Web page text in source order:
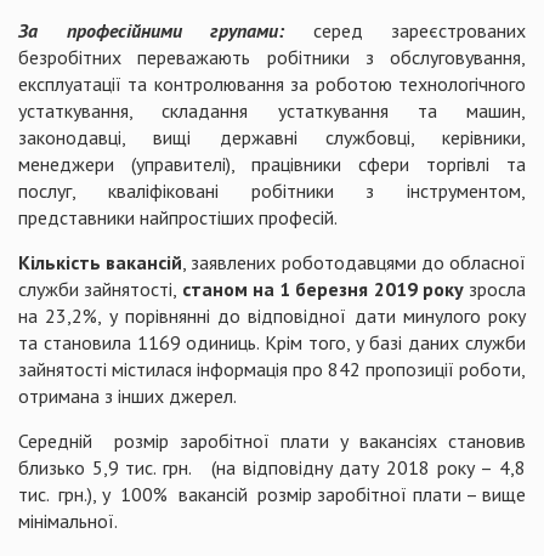
За професійними групами: серед зареєстрованих
безробітних переважають робітники з обслуговування,
експлуатації та контролювання за роботою технологічного
устаткування, складання устаткування та машин,
законодавці, вищі державні службовці, керівники,
менеджери (управителі), працівники сфери торгівлі та
послуг, кваліфіковані робітники з інструментом,
представники найпростіших професій.
Кількість вакансій, заявлених роботодавцями до обласної
служби зайнятості, станом на 1 березня 2019 рокузросла
на 23,2%, у порівнянні до відповідної дати минулого року
та становила 1169 одиниць. Крім того, у базі даних служби
зайнятості містилася інформація про 842 пропозиції роботи,
отримана з інших джерел.
Середній розмір заробітної плати у вакансіях становив
близько 5,9 тис. грн. (на відповідну дату 2018 року – 4,8
тис. грн.), у 100% вакансій розмір заробітної плати – вище
мінімальної.